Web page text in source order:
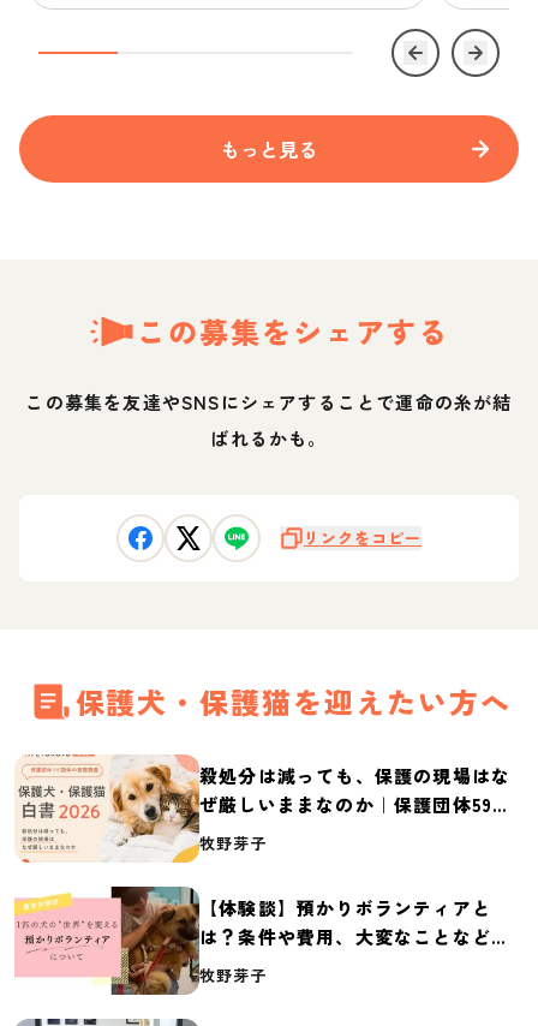
もっと見る
この募集をシェアする
この募集を友達やSNSにシェアすることで運命の糸が結
ばれるかも。
リンクをコピー
保護犬・保護猫を迎えたい方へ
殺処分は減っても、保護の現場はな
ぜ厳しいままなのか｜保護団体59団
体の実態調査【保護犬・保護猫白書
牧野芽子
【体験談】預かりボランティアと
は？条件や費用、大変なことなど紹
介
牧野芽子